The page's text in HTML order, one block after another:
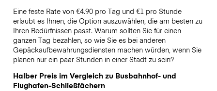
Eine feste Rate von €4.90 pro Tag und €1 pro Stunde
erlaubt es Ihnen, die Option auszuwählen, die am besten zu
Ihren Bedürfnissen passt. Warum sollten Sie für einen
ganzen Tag bezahlen, so wie Sie es bei anderen
Gepäckaufbewahrungsdiensten machen würden, wenn Sie
planen nur ein paar Stunden in einer Stadt zu sein?
Halber Preis im Vergleich zu Busbahnhof- und
Flughafen-Schließfächern